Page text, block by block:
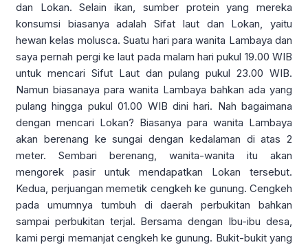
dan Lokan. Selain ikan, sumber protein yang mereka
konsumsi biasanya adalah Sifat laut dan Lokan, yaitu
hewan kelas molusca. Suatu hari para wanita Lambaya dan
saya pernah pergi ke laut pada malam hari pukul 19.00 WIB
untuk mencari Sifut Laut dan pulang pukul 23.00 WIB.
Namun biasanaya para wanita Lambaya bahkan ada yang
pulang hingga pukul 01.00 WIB dini hari. Nah bagaimana
dengan mencari Lokan? Biasanya para wanita Lambaya
akan berenang ke sungai dengan kedalaman di atas 2
meter. Sembari berenang, wanita-wanita itu akan
mengorek pasir untuk mendapatkan Lokan tersebut.
Kedua, perjuangan memetik cengkeh ke gunung. Cengkeh
pada umumnya tumbuh di daerah perbukitan bahkan
sampai perbukitan terjal. Bersama dengan Ibu-ibu desa,
kami pergi memanjat cengkeh ke gunung. Bukit-bukit yang